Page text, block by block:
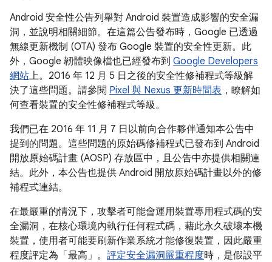
Android 安全性公告列舉對 Android 裝置造成影響的安全漏
洞，並說明相關細節。在這篇公告發布時，Google 已透過
無線更新機制 (OTA) 發布 Google 裝置的安全性更新。此
外，Google 韌體映像檔也已經發布到 Google Developers
網站上。2016 年 12 月 5 日之後的安全性修補程式等級解
決了這些問題。請參閱 Pixel 與 Nexus 更新時間表 ，瞭解如
何查看裝置的安全性修補程式等級。
我們已在 2016 年 11 月 7 日以前向合作夥伴通知本公告中
提到的問題。這些問題的原始碼修補程式已發布到 Android
開放原始碼計畫 (AOSP) 存放區中，且公告中亦提供相關連
結。此外，本公告也提供 Android 開放原始碼計畫以外的修
補程式連結。
在最嚴重的情況下，攻擊者可能會運用裝置專用程式碼的安
全漏洞，在核心環境內執行任何程式碼，藉此永久破壞本機
裝置，使用者可能要刷新作業系統才能修復裝置，因此嚴重
程度評定為「最高」。 評定安全漏洞嚴重程度時，是假設平